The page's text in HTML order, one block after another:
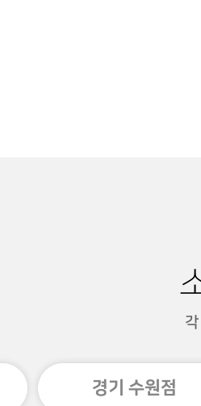
경기 수원점